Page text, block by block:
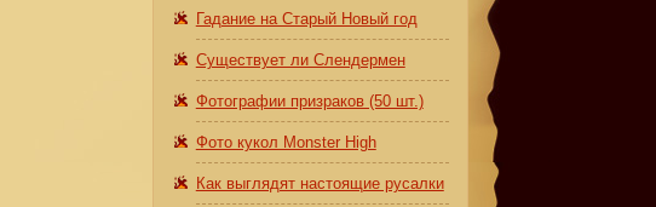
Гадание на Старый Новый год
Существует ли Слендермен
Фотографии призраков (50 шт.)
Фото кукол Monster High
Как выглядят настоящие русалки